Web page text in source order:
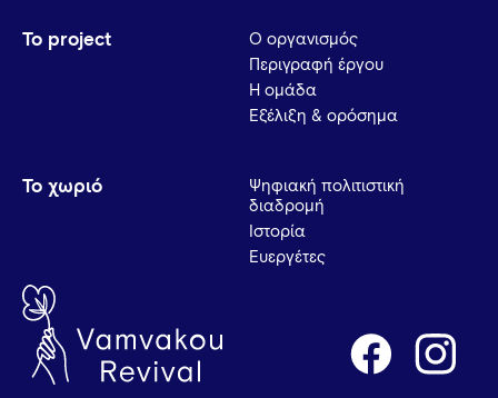
Το project
Ο οργανισμός
Περιγραφή έργου
Η ομάδα
Εξέλιξη & ορόσημα
Το χωριό
Ψηφιακή πολιτιστική
διαδρομή
Ιστορία
Ευεργέτες